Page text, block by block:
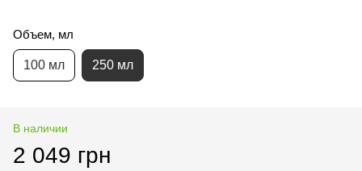
Объем, мл
100 мл 250 мл
В наличии
2 049 грн